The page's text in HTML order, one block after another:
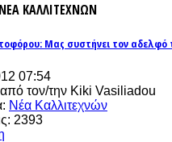
ΚΑΛΛΙΤΕΧΝΩΝ
Μας συστήνει τον αδελφό
07:54
τον/την Kiki Vasiliadou
Νέα Καλλιτεχνών
2393